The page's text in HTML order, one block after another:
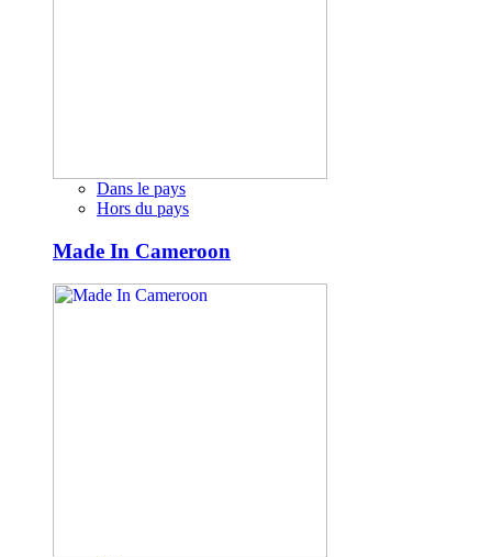
Dans le pays
Hors du pays
Made In Cameroon